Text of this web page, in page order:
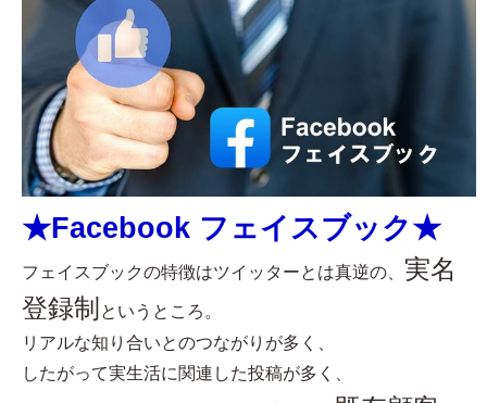
★Facebook フェイスブック★
フェイスブックの特徴はツイッターとは真逆の、 実名
登録制 というところ。
リアルな知り合いとのつながりが多く、
したがって実生活に関連した投稿が多く、